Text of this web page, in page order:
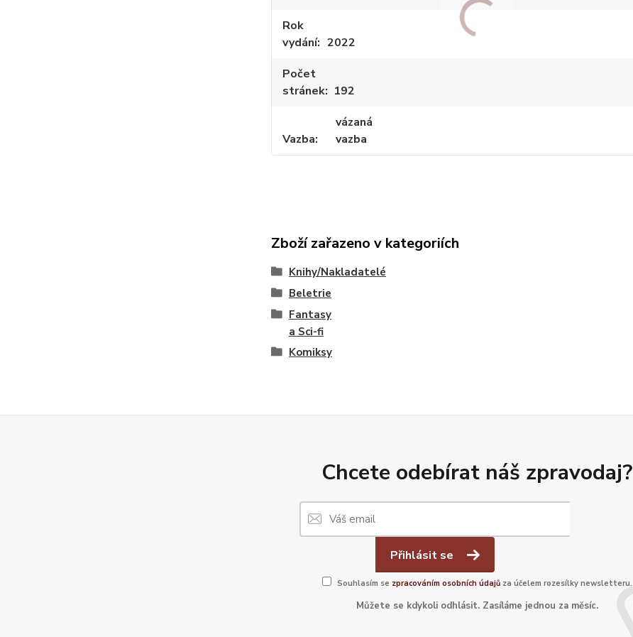
Rok
vydání
2022
Počet
stránek
192
Vazba
vázaná
vazba
Zboží zařazeno v kategoriích
Knihy/Nakladatelé
Beletrie
Fantasy
a Sci-fi
Komiksy
Chcete odebírat náš zpravodaj?
Přihlásit se
Souhlasím se zpracováním osobních údajůza účelem rozesílky newsletteru.
Můžete se kdykoli odhlásit. Zasíláme jednou za měsíc.